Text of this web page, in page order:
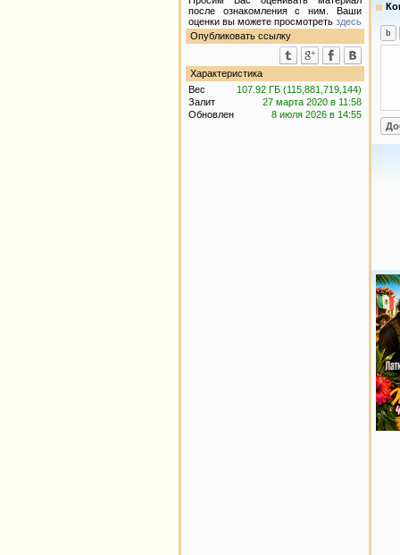
после ознакомления с ним. Ваши
оценки вы можете просмотреть здесь
Опубликовать ссылку
Характеристика
Вес
107.92 ГБ (115,881,719,144)
Залит
27 марта 2020 в 11:58
Обновлен
8 июля 2026 в 14:55